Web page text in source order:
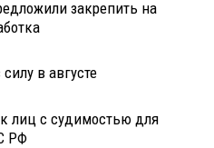
закрепить на
в августе
лиц с судимостью для
РФ